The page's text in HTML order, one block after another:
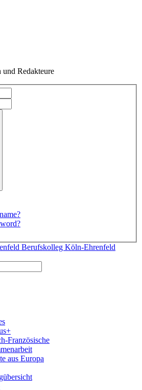
Redakteure
Berufskolleg Köln-Ehrenfeld
Französische
aus Europa